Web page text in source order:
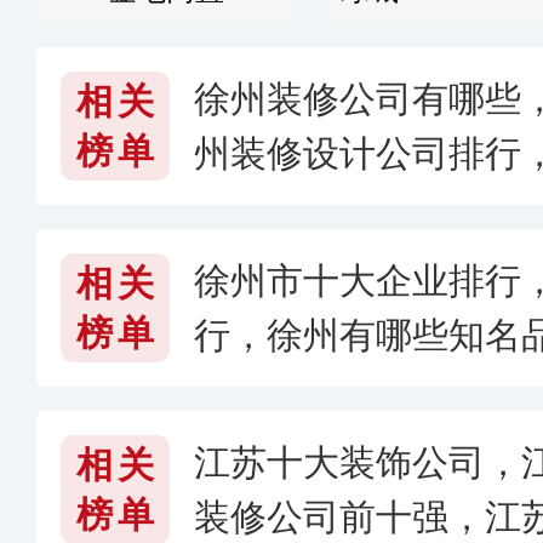
相关
榜单
徐州装修公司有哪些
州装修设计公司排行
相关
榜单
徐州市十大企业排行
行，徐州有哪些知名
相关
榜单
江苏十大装饰公司，
装修公司前十强，江